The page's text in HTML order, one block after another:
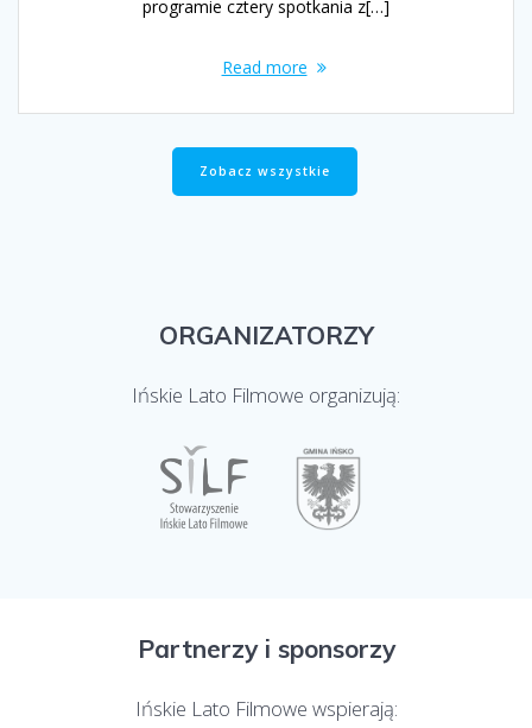
programie cztery spotkania z[…]
Read more
Zobacz wszystkie
ORGANIZATORZY
Ińskie Lato Filmowe organizują:
Partnerzy i sponsorzy
Ińskie Lato Filmowe wspierają: